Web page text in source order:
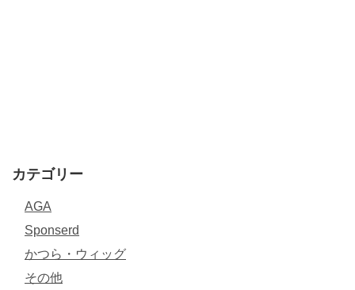
カテゴリー
AGA
Sponserd
かつら・ウィッグ
その他